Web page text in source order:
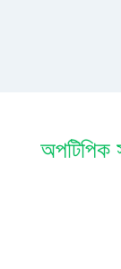
অপটিপিক